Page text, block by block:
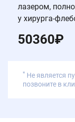
лазером,
у хирурга-
50360₽
* Не является
позвоните в